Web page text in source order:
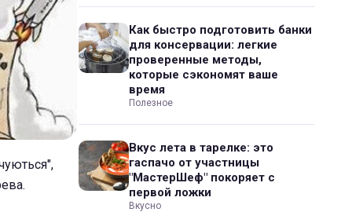
Как быстро подготовить банки
для консервации: легкие
проверенные методы,
которые сэкономят ваше
время
Полезное
Вкус лета в тарелке: это
гаспачо от участницы
"МастерШеф" покоряет с
первой ложки
Вкусно